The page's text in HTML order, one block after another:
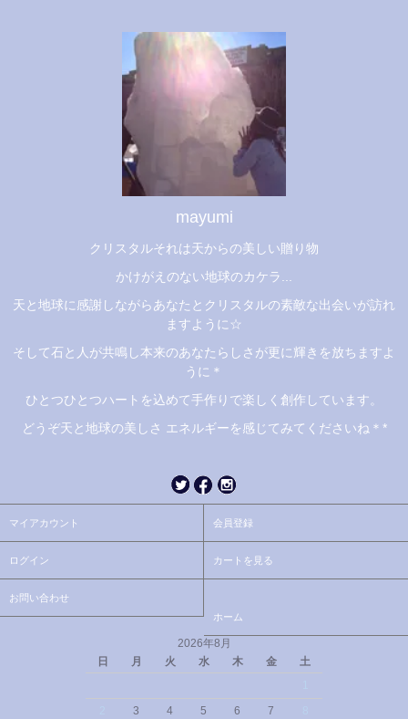
mayumi
クリスタルそれは天からの美しい贈り物
かけがえのない地球のカケラ...
天と地球に感謝しながらあなたとクリスタルの素敵な出会いが訪れ
ますように☆
そして石と人が共鳴し本来のあなたらしさが更に輝きを放ちますよ
うに＊
ひとつひとつハートを込めて手作りで楽しく創作しています。
どうぞ天と地球の美しさ エネルギーを感じてみてくださいね＊*
マイアカウント 会員登録
ログイン カートを見る
お問い合わせ
ホーム
2026年8月
日
月 火 水 木 金
土
3 4 5 6 7